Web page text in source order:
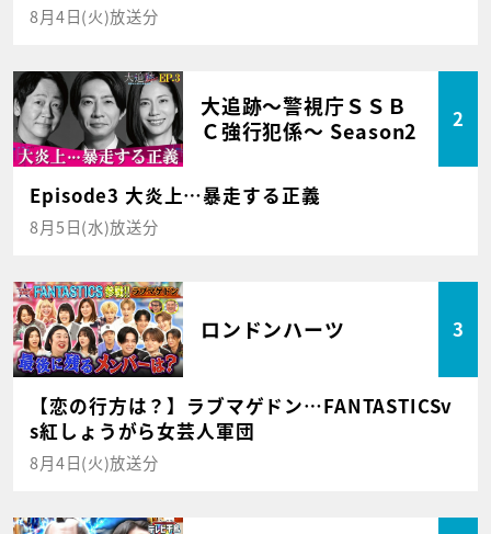
8月4日(火)放送分
大追跡～警視庁ＳＳＢ
Ｃ強行犯係～ Season2
2
Episode3 大炎上…暴走する正義
8月5日(水)放送分
ロンドンハーツ 3
【恋の行方は？】ラブマゲドン…FANTASTICSv
s紅しょうがら女芸人軍団
8月4日(火)放送分